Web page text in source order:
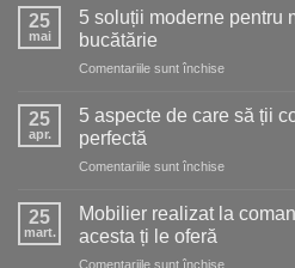
bucătăriei:
sfaturi
pentru
bucătărie
25
mai
5 soluții moderne pentru
bucătărie
Comentariile sunt închisepentru
soluții
moderne
mai
spațiu
25
apr.
5 aspecte de care să ții
perfectă
Comentariile sunt închisepentru
25
mart.
Mobilier realizat la
acesta ți le oferă
Comentariile sunt închisepentru